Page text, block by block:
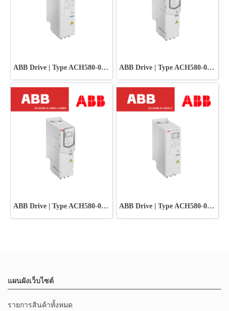
ABB Drive | Type ACH580-01-018A-2 ABB Drive | Type ACH580-01-012A-2+B056
ABB Drive | Type ACH580-01-018A-2+B056 ABB Drive | Type ACH580-01-012A-2
แผนผังเว็บไซต์
รายการสินค้าทั้งหมด